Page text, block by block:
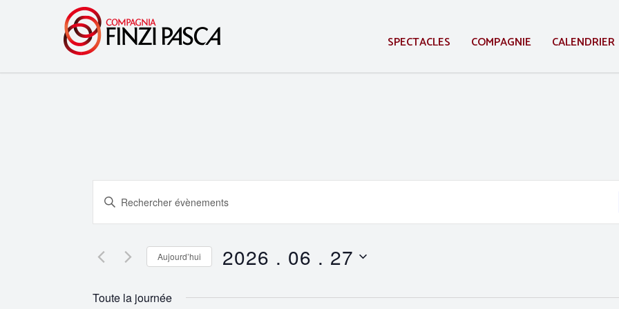
SPECTACLES COMPAGNIE CALENDRIER
Recherche
et
navigation
vues
Saisir
Rechercher
Évènements
mot-
Aujourd’hui 2026 . 06 . 27
Toute la journée